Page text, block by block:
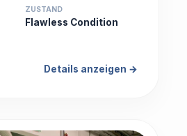
ZUSTAND
Flawless Condition
Details anzeigen →